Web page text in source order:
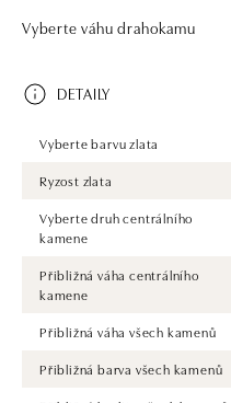
Vyberte váhu drahokamu
DETAILY
Vyberte barvu zlata
Ryzost zlata
Vyberte druh centrálního
kamene
Přibližná váha centrálního
kamene
Přibližná váha všech kamenů
Přibližná barva všech kamenů